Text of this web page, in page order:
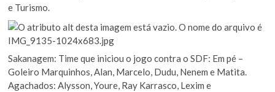
e Turismo.
Sakanagem: Time que iniciou o jogo contra o SDF: Em pé –
Goleiro Marquinhos, Alan, Marcelo, Dudu, Nenem e Matita.
Agachados: Alysson, Youre, Ray Karrasco, Lexim e